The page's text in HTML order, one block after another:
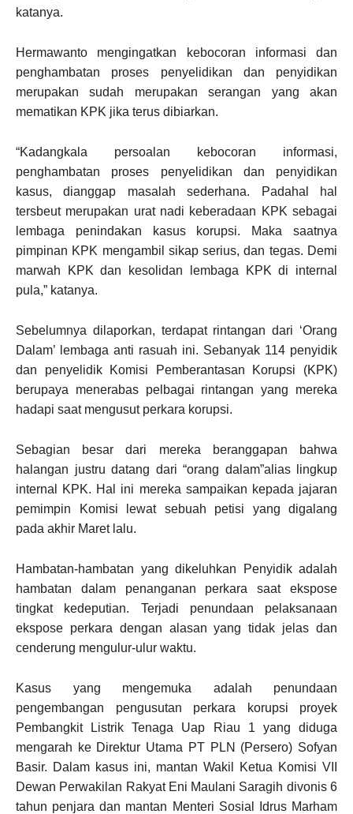
katanya.
Hermawanto mengingatkan kebocoran informasi dan
penghambatan proses penyelidikan dan penyidikan
merupakan sudah merupakan serangan yang akan
mematikan KPK jika terus dibiarkan.
“Kadangkala persoalan kebocoran informasi,
penghambatan proses penyelidikan dan penyidikan
kasus, dianggap masalah sederhana. Padahal hal
tersbeut merupakan urat nadi keberadaan KPK sebagai
lembaga penindakan kasus korupsi. Maka saatnya
pimpinan KPK mengambil sikap serius, dan tegas. Demi
marwah KPK dan kesolidan lembaga KPK di internal
pula,” katanya.
Sebelumnya dilaporkan, terdapat rintangan dari ‘Orang
Dalam’ lembaga anti rasuah ini. Sebanyak 114 penyidik
dan penyelidik Komisi Pemberantasan Korupsi (KPK)
berupaya menerabas pelbagai rintangan yang mereka
hadapi saat mengusut perkara korupsi.
Sebagian besar dari mereka beranggapan bahwa
halangan justru datang dari “orang dalam”alias lingkup
internal KPK. Hal ini mereka sampaikan kepada jajaran
pemimpin Komisi lewat sebuah petisi yang digalang
pada akhir Maret lalu.
Hambatan-hambatan yang dikeluhkan Penyidik adalah
hambatan dalam penanganan perkara saat ekspose
tingkat kedeputian. Terjadi penundaan pelaksanaan
ekspose perkara dengan alasan yang tidak jelas dan
cenderung mengulur-ulur waktu.
Kasus yang mengemuka adalah penundaan
pengembangan pengusutan perkara korupsi proyek
Pembangkit Listrik Tenaga Uap Riau 1 yang diduga
mengarah ke Direktur Utama PT PLN (Persero) Sofyan
Basir. Dalam kasus ini, mantan Wakil Ketua Komisi VII
Dewan Perwakilan Rakyat Eni Maulani Saragih divonis 6
tahun penjara dan mantan Menteri Sosial Idrus Marham